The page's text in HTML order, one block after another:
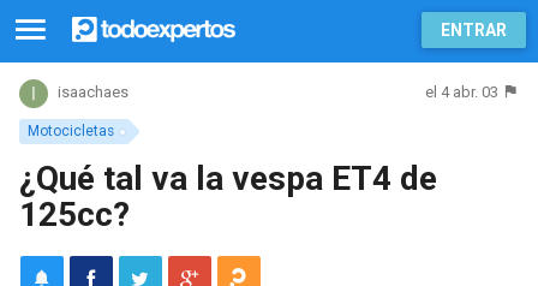
ENTRAR
Motocicletas
isaachaes el 4 abr. 03
¿Qué tal va la vespa ET4 de
125cc?